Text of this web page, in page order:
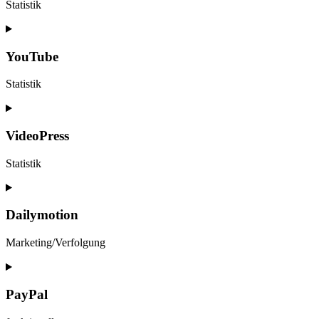
Statistik
Consent
service
YouTube
Statistik
Consent
service
VideoPress
Statistik
Consent
service
videopress
Dailymotion
Marketing/Verfolgung
Consent
service
dailymotion
PayPal